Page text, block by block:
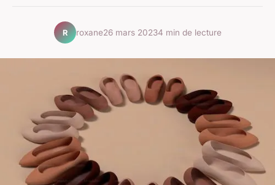
R roxane26 mars 20234 min de lecture